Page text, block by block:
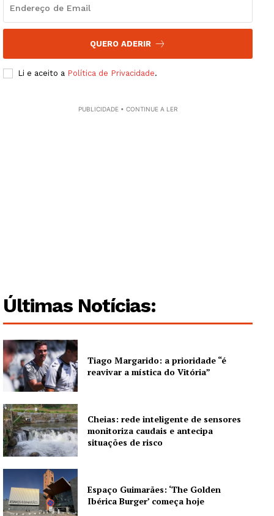
QUERO ADERIR
Li e aceito a Política de Privacidade.
PUBLICIDADE • CONTINUE A LER
Últimas Notícias:
Tiago Margarido: a prioridade “é
reavivar a mística do Vitória”
Cheias: rede inteligente de sensores
monitoriza caudais e antecipa
situações de risco
Espaço Guimarães: ‘The Golden
Ibérica Burger’ começa hoje